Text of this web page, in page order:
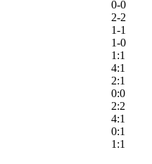
0-0
2-2
1-1
1-0
1:1
4:1
2:1
0:0
2:2
4:1
0:1
1:1